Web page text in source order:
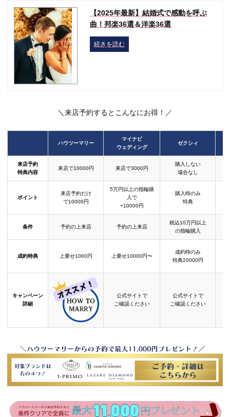
【2025年最新】結婚式で感動を呼ぶ
曲！邦楽36選＆洋楽36選
続きを読む
＼来店予約するとこんなにお得！／
ハウツーマリー
マイナビ
ウェディング
ゼクシィ
来店予約
特典内容
来店で10000円 来店で3000円
購入しない
場合なし
ポイント
来店予約だけ
で10000円
5万円以上の指輪購
入で
+10000円
購入時のみ
特典
条件 予約の上来店 予約の上来店
税込10万円以上
の指輪購入
成約特典 上乗せ1000円 上乗せ10000円〜
成約時のみ
特典20000円
キャンペーン
詳細
公式サイトで
ご確認ください
公式サイトで
ご確認ください